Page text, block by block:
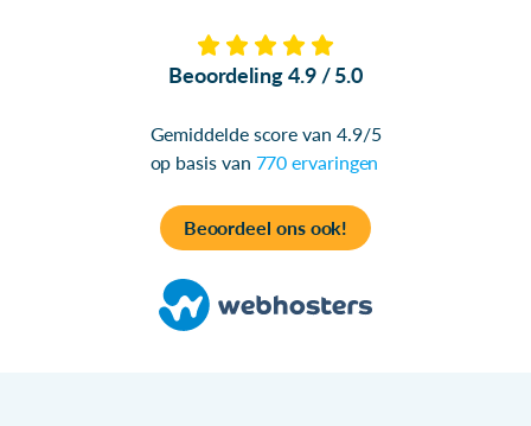
Beoordeling 4.9 / 5.0
Gemiddelde score van 4.9/5
op basis van 770 ervaringen
Beoordeel ons ook!